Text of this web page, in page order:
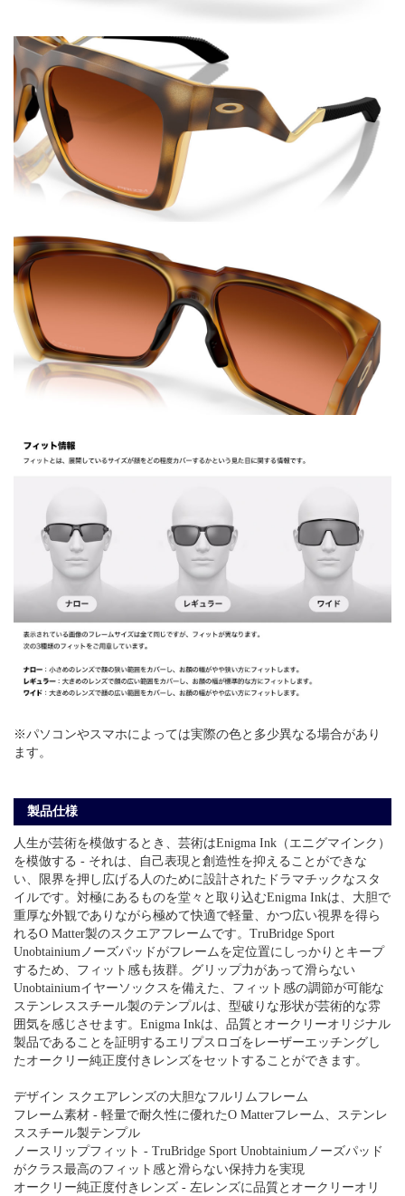
※パソコンやスマホによっては実際の色と多少異なる場合があり
ます。
製品仕様
人生が芸術を模倣するとき、芸術はEnigma Ink（エニグマインク）
を模倣する - それは、自己表現と創造性を抑えることができな
い、限界を押し広げる人のために設計されたドラマチックなスタ
イルです。対極にあるものを堂々と取り込むEnigma Inkは、大胆で
重厚な外観でありながら極めて快適で軽量、かつ広い視界を得ら
れるO Matter製のスクエアフレームです。TruBridge Sport
Unobtainiumノーズパッドがフレームを定位置にしっかりとキープ
するため、フィット感も抜群。グリップ力があって滑らない
Unobtainiumイヤーソックスを備えた、フィット感の調節が可能な
ステンレススチール製のテンプルは、型破りな形状が芸術的な雰
囲気を感じさせます。Enigma Inkは、品質とオークリーオリジナル
製品であることを証明するエリプスロゴをレーザーエッチングし
たオークリー純正度付きレンズをセットすることができます。
デザイン スクエアレンズの大胆なフルリムフレーム
フレーム素材 - 軽量で耐久性に優れたO Matterフレーム、ステンレ
ススチール製テンプル
ノースリップフィット - TruBridge Sport Unobtainiumノーズパッド
がクラス最高のフィット感と滑らない保持力を実現
オークリー純正度付きレンズ - 左レンズに品質とオークリーオリ